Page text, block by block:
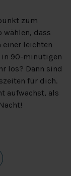
zum
dass
leichten
in 90-minütigen
los? Dann sind
für dich.
aufwachst, als